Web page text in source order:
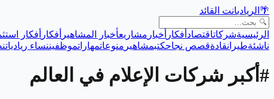
🌴 الرياديانت القائد
الرئيسيةشركاتاقتصاد أفكار أخبار مشاريعأخبار المشاهير أفكار أفكار
ناشئةطيرانقادةقصص نجاحكتبمشاهير منوعاتمهاراتموظفيننساء رياديات
#أكبر شركات الإعلام في العالم